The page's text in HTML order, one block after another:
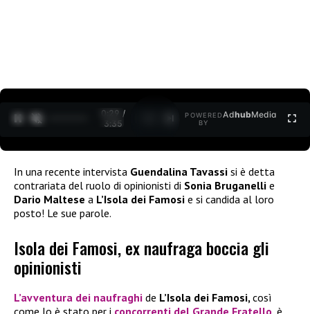
0:30 /
3:35
POWERED
BY
AdhubMedia
In una recente intervista Guendalina Tavassi si è detta
contrariata del ruolo di opinionisti di Sonia Bruganelli e
Dario Maltese a L’Isola dei Famosi e si candida al loro
posto! Le sue parole.
Isola dei Famosi, ex naufraga boccia gli
opinionisti
L’avventura dei naufraghi de L’Isola dei Famosi,così